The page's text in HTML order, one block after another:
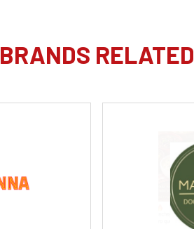
BRANDS RELATED